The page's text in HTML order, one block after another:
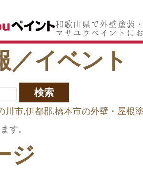
和歌山県で外壁塗
マサユウペイント
／イベント
川市,伊都郡,橋本市の外壁・屋根
す。
ジ
和歌山県で外壁塗装
マサユウペイントに